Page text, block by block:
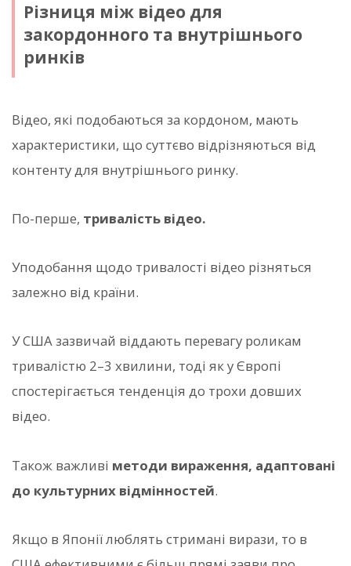
Різниця між відео для
закордонного та внутрішнього
ринків
Відео, які подобаються за кордоном, мають
характеристики, що суттєво відрізняються від
контенту для внутрішнього ринку.
По-перше, тривалість відео.
Уподобання щодо тривалості відео різняться
залежно від країни.
У США зазвичай віддають перевагу роликам
тривалістю 2–3 хвилини, тоді як у Європі
спостерігається тенденція до трохи довших
відео.
Також важливі методи вираження, адаптовані
до культурних відмінностей.
Якщо в Японії люблять стримані вирази, то в